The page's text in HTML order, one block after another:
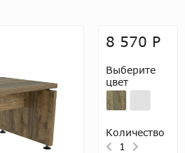
8 570 Р
Выберите
цвет
Количество
1